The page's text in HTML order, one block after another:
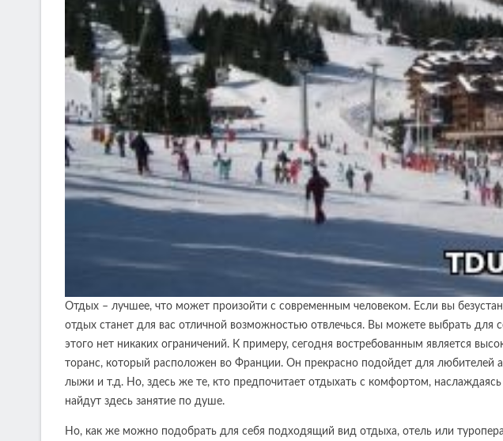
Отдых – лучшее, что может произойти с современным человеком. Если вы
отдых станет для вас отличной возможностью отвлечься. Вы можете выбрать для
этого нет никаких ограничений. К примеру, сегодня востребованным является
торанс, который расположен во Франции. Он прекрасно подойдет для любителей
лыжи и т.д. Но, здесь же те, кто предпочитает отдыхать с комфортом,
найдут здесь занятие по душе.
Но, как же можно подобрать для себя подходящий вид отдыха, отель или